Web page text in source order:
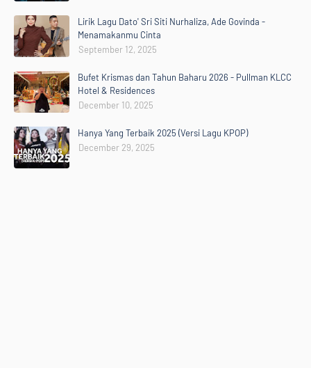
Lirik Lagu Dato' Sri Siti Nurhaliza, Ade Govinda -
Menamakanmu Cinta
September 12, 2025
Bufet Krismas dan Tahun Baharu 2026 - Pullman KLCC
Hotel & Residences
December 10, 2025
Hanya Yang Terbaik 2025 (Versi Lagu KPOP)
December 29, 2025